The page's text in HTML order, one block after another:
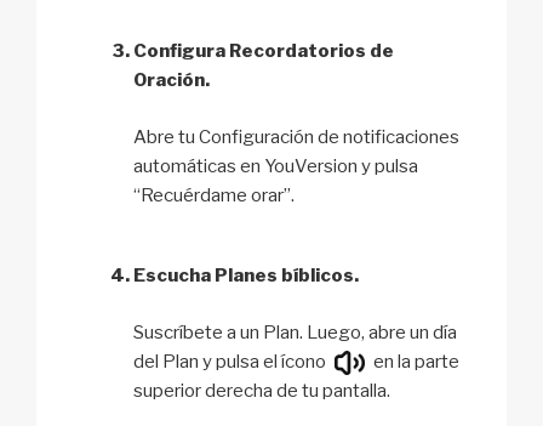
Configura Recordatorios de
Oración.
Abre tu Configuración de notificaciones
automáticas en YouVersion y pulsa
“Recuérdame orar”.
Escucha Planes bíblicos.
Suscríbete a un Plan. Luego, abre un día
del Plan y pulsa el ícono
en la parte
superior derecha de tu pantalla.